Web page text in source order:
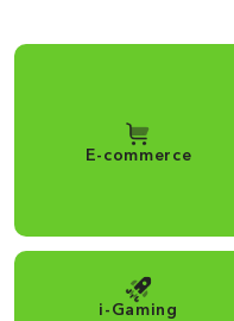
E-commerce
i-Gaming